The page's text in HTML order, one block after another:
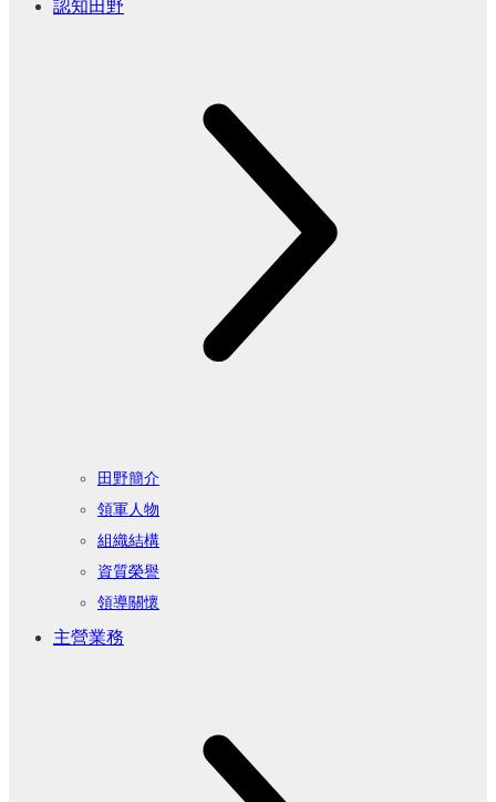
認知田野
田野簡介
領軍人物
組織結構
資質榮譽
領導關懷
主營業務